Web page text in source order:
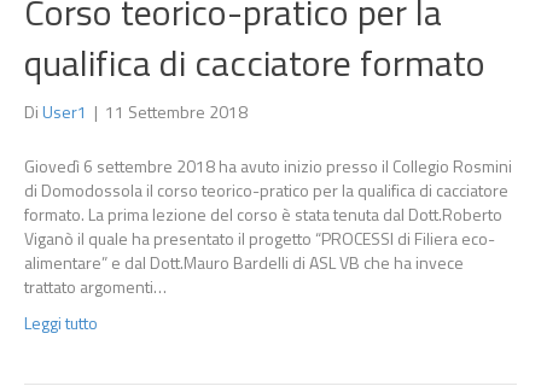
Corso teorico-pratico per la
qualifica di cacciatore formato
DiUser1 | 11 Settembre 2018
Giovedì 6 settembre 2018 ha avuto inizio presso il Collegio Rosmini
di Domodossola il corso teorico-pratico per la qualifica di cacciatore
formato. La prima lezione del corso è stata tenuta dal Dott.Roberto
Viganò il quale ha presentato il progetto “PROCESSI di Filiera eco-
alimentare” e dal Dott.Mauro Bardelli di ASL VB che ha invece
trattato argomenti…
Leggi tutto